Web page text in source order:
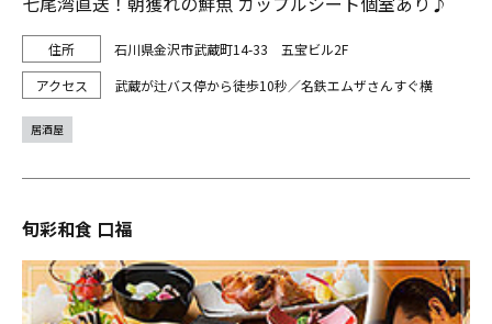
石川県金沢市武蔵町14-33 五宝ビル2F
武蔵が辻バス停から徒歩10秒／名鉄エムザさんすぐ横
居酒屋
旬彩和食 口福